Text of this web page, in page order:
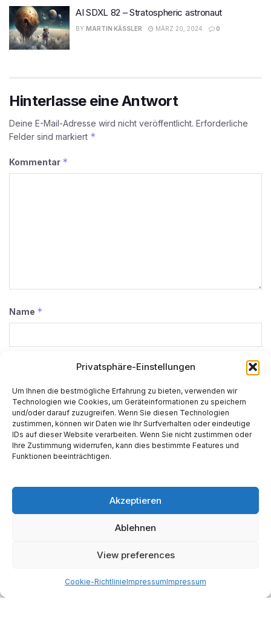
Privatsphäre-Einstellungen
Um Ihnen die bestmögliche Erfahrung zu bieten, verwenden wir
Technologien wie Cookies, um Geräteinformationen zu speichern
und/oder darauf zuzugreifen. Wenn Sie diesen Technologien
zustimmen, können wir Daten wie Ihr Surfverhalten oder eindeutige
IDs auf dieser Website verarbeiten. Wenn Sie nicht zustimmen oder
Ihre Zustimmung widerrufen, kann dies bestimmte Features und
Funktionen beeinträchtigen.
Akzeptieren
Ablehnen
View preferences
Cookie-RichtlinieImpressumImpressum
AI SDXL 82 – Stratospheric astronaut
BY MARTIN KÄSSLER MÄRZ 20, 2024 0
Hinterlasse eine Antwort
Deine E-Mail-Adresse wird nicht veröffentlicht. Erforderliche
Felder sind markiert *
Kommentar *
Name *
E-Mail-Adresse*
Website
Alternative:
Kapital Prognosen